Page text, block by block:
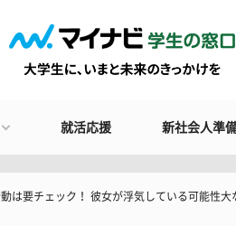
就活応援 新社会人準
は要チェック！ 彼女が浮気している可能性大